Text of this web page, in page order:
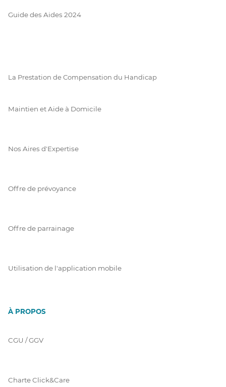
Guide des Aides 2024
La Prestation de Compensation du Handicap
Maintien et Aide à Domicile
Nos Aires d'Expertise
Offre de prévoyance
Offre de parrainage
Utilisation de l'application mobile
À PROPOS
CGU / GGV
Charte Click&Care